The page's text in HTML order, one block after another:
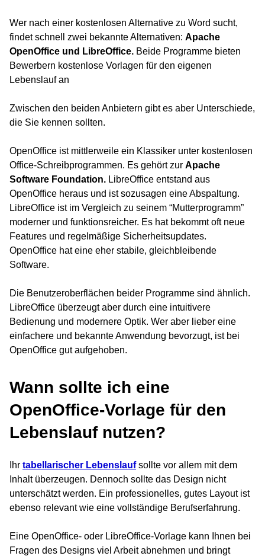
Wer nach einer kostenlosen Alternative zu Word sucht,
findet schnell zwei bekannte Alternativen: Apache
OpenOffice und LibreOffice. Beide Programme bieten
Bewerbern kostenlose Vorlagen für den eigenen
Lebenslauf an
Zwischen den beiden Anbietern gibt es aber Unterschiede,
die Sie kennen sollten.
OpenOffice ist mittlerweile ein Klassiker unter kostenlosen
Office-Schreibprogrammen. Es gehört zur Apache
Software Foundation. LibreOffice entstand aus
OpenOffice heraus und ist sozusagen eine Abspaltung.
LibreOffice ist im Vergleich zu seinem “Mutterprogramm”
moderner und funktionsreicher. Es hat bekommt oft neue
Features und regelmäßige Sicherheitsupdates.
OpenOffice hat eine eher stabile, gleichbleibende
Software.
Die Benutzeroberflächen beider Programme sind ähnlich.
LibreOffice überzeugt aber durch eine intuitivere
Bedienung und modernere Optik. Wer aber lieber eine
einfachere und bekannte Anwendung bevorzugt, ist bei
OpenOffice gut aufgehoben.
Wann sollte ich eine
OpenOffice-Vorlage für den
Lebenslauf nutzen?
Ihr tabellarischer Lebenslaufsollte vor allem mit dem
Inhalt überzeugen. Dennoch sollte das Design nicht
unterschätzt werden. Ein professionelles, gutes Layout ist
ebenso relevant wie eine vollständige Berufserfahrung.
Eine OpenOffice- oder LibreOffice-Vorlage kann Ihnen bei
Fragen des Designs viel Arbeit abnehmen und bringt